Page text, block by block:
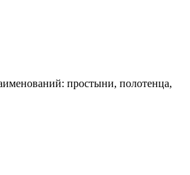
простыни, полотенца,